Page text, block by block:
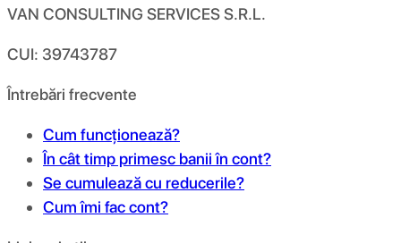
VAN CONSULTING SERVICES S.R.L.
CUI: 39743787
Întrebări frecvente
Cum funcționează?
În cât timp primesc banii în cont?
Se cumulează cu reducerile?
Cum îmi fac cont?